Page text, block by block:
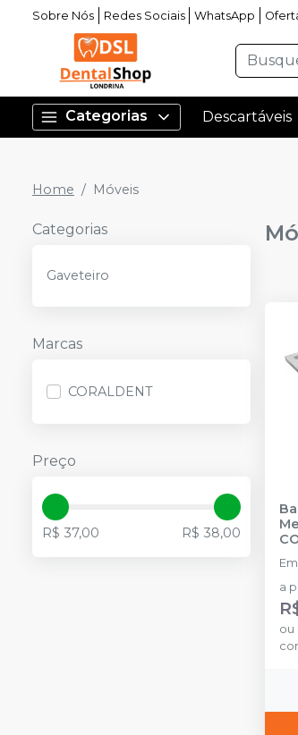
Sobre Nós Redes Sociais WhatsApp
Categorias Descartáveis
Home Móveis
Categorias
Gaveteiro
Marcas
CORALDENT
Preço
R$ 37,00 R$ 38,00
a
ou